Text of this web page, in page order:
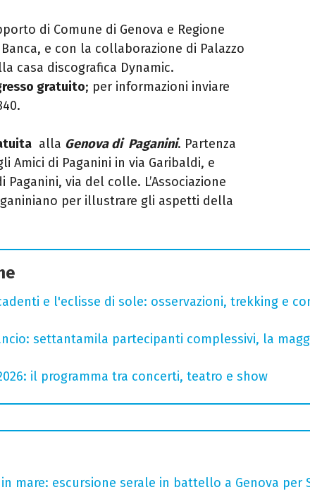
di Comune di Genova e Regione
e con la collaborazione di Palazzo
casa discografica Dynamic.
gratuito; per informazioni inviare
alla Genova di Paganini. Partenza
Amici di Paganini in via Garibaldi, e
via del colle. L’Associazione
per illustrare gli aspetti della
e l'eclisse di sole: osservazioni, trekking e
settantamila partecipanti complessivi, la
il programma tra concerti, teatro e show
mare: escursione serale in battello a Genova per